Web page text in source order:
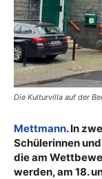
Die Kulturvilla auf der
Mettmann. In
Schülerinnen
die am
werden, am 18.